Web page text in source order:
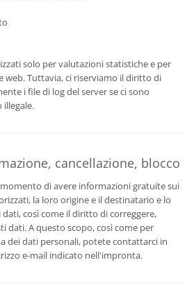
solo per valutazioni statistiche e per
web. Tuttavia, ci riserviamo il diritto di
i file di log del server se ci sono
illegale.
cancellazione, blocco
di avere informazioni gratuite sui
la loro origine e il destinatario e lo
così come il diritto di correggere,
dati. A questo scopo, così come per
dei dati personali, potete contattarci in
e-mail indicato nell'impronta.